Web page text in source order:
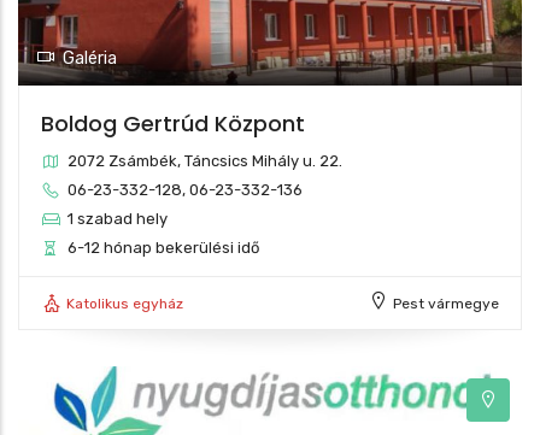
Galéria
Boldog Gertrúd Központ
2072 Zsámbék, Táncsics Mihály u. 22.
06-23-332-128, 06-23-332-136
1 szabad hely
6-12 hónap bekerülési idő
Katolikus egyház Pest vármegye